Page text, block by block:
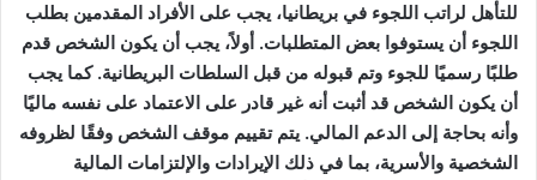
للتأهل لراتب اللجوء في بريطانيا، يجب على الأفراد المقدمين بطلب
اللجوء أن يستوفوا بعض المتطلبات. أولاً، يجب أن يكون الشخص قدم
طلبًا رسميًا للجوء وتم قبوله من قبل السلطات البريطانية. كما يجب
أن يكون الشخص قد أثبت أنه غير قادر على الاعتماد على نفسه ماليًا
وأنه بحاجة إلى الدعم المالي. يتم تقييم موقف الشخص وفقًا لظروفه
الشخصية والأسرية، بما في ذلك الإيرادات والإلتزامات المالية